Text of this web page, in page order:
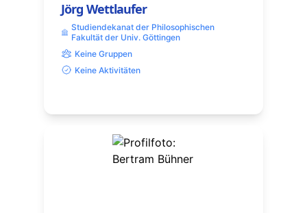
Jörg Wettlaufer
Studiendekanat der Philosophischen
Fakultät der Univ. Göttingen
Keine Gruppen
Keine Aktivitäten